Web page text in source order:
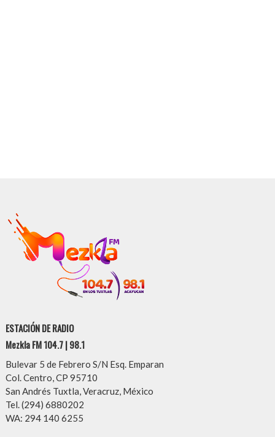
ESTACIÓN DE RADIO
Mezkla FM 104.7 | 98.1
Bulevar 5 de Febrero S/N Esq. Emparan
Col. Centro, CP 95710
San Andrés Tuxtla, Veracruz, México
Tel. (294) 6880202
WA: 294 140 6255